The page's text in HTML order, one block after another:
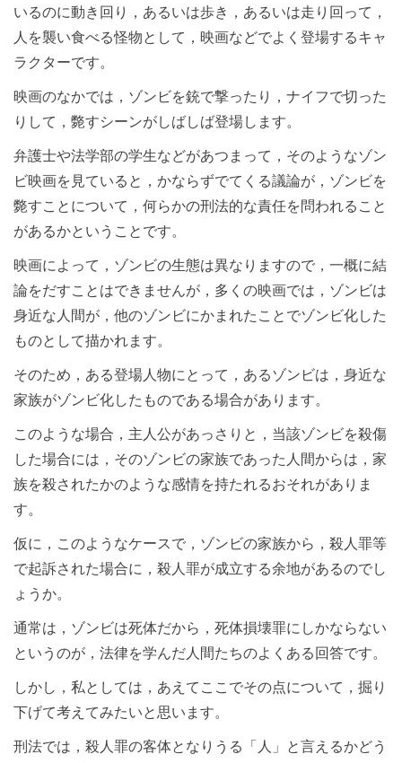
いるのに動き回り，あるいは歩き，あるいは走り回って，
人を襲い食べる怪物として，映画などでよく登場するキャ
ラクターです。
映画のなかでは，ゾンビを銃で撃ったり，ナイフで切った
りして，斃すシーンがしばしば登場します。
弁護士や法学部の学生などがあつまって，そのようなゾン
ビ映画を見ていると，かならずでてくる議論が，ゾンビを
斃すことについて，何らかの刑法的な責任を問われること
があるかということです。
映画によって，ゾンビの生態は異なりますので，一概に結
論をだすことはできませんが，多くの映画では，ゾンビは
身近な人間が，他のゾンビにかまれたことでゾンビ化した
ものとして描かれます。
そのため，ある登場人物にとって，あるゾンビは，身近な
家族がゾンビ化したものである場合があります。
このような場合，主人公があっさりと，当該ゾンビを殺傷
した場合には，そのゾンビの家族であった人間からは，家
族を殺されたかのような感情を持たれるおそれがありま
す。
仮に，このようなケースで，ゾンビの家族から，殺人罪等
で起訴された場合に，殺人罪が成立する余地があるのでし
ょうか。
通常は，ゾンビは死体だから，死体損壊罪にしかならない
というのが，法律を学んだ人間たちのよくある回答です。
しかし，私としては，あえてここでその点について，掘り
下げて考えてみたいと思います。
刑法では，殺人罪の客体となりうる「人」と言えるかどう